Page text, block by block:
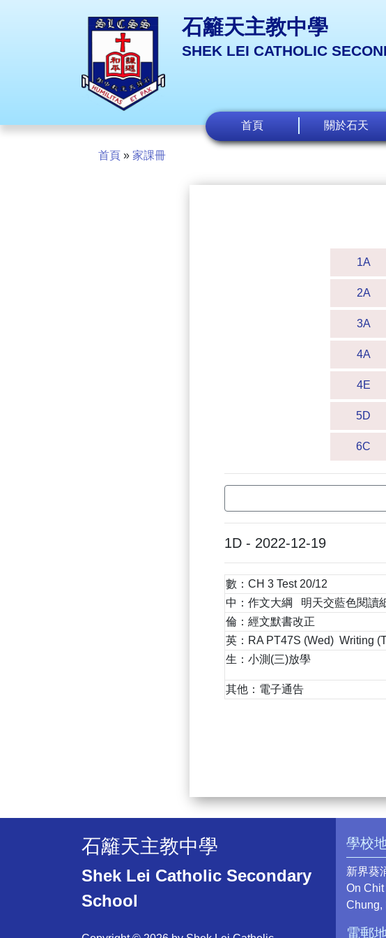
石籬天主教中學
SHEK LEI CATHOLIC
首頁 關於石天
首頁 » 家課冊
1A
2A
3A
4A
4E
5D
6C
1D - 2022-12-19
數：CH 3 Test 20/12
中：作文大綱 明天交藍色閱讀
倫：經文默書改正
英：RA PT47S (Wed) Writing
生：小測(三)放學
其他：電子通告
石籬天主教中學
Shek Lei Catholic Secondary
School
學校
新界葵
On
Chung,
電郵